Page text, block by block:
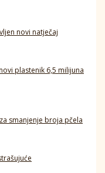
novi natječaj
plastenik 6,5 milijuna
smanjenje broja pčela